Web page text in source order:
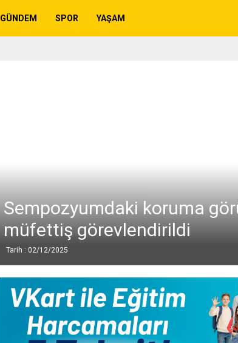
GÜNDEM SPOR YAŞAM
Sempozyumdaki koruma
müfettiş görevlendirildi
Tarih : 02/12/2025